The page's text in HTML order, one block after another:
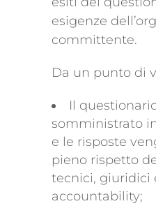
esigenze
committente.
Da un punto di
Il
somministrato
e le risposte
pieno rispetto
tecnici, giuridici
accountability;